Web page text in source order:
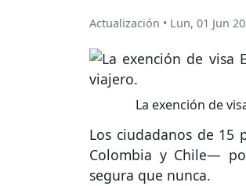
Actualización • Lun, 01 Jun
La exención de
Los ciudadanos de 15
Colombia y Chile—
segura que nunca.